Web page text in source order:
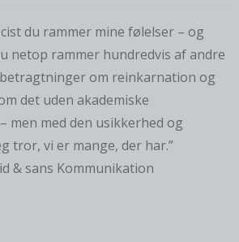
du rammer mine følelser – og
netop rammer hundredvis af andre
om reinkarnation og
det uden akademiske
men med den usikkerhed og
tror, vi er mange, der har.”
& sans Kommunikation